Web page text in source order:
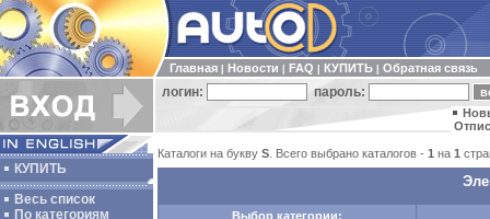
Главная Новости FAQ КУПИТЬ Обратная связь
логин: пароль:
КУПИТЬ
Весь список
По категориям
Каталоги на букву S . Всего выбрано каталогов - 1 на 1
Выбор категории: